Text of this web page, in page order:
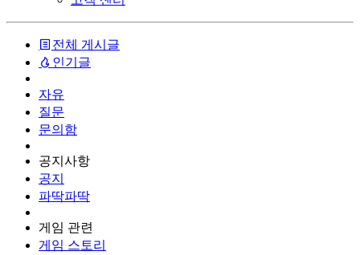
전체 게시글
인기글
자유
질문
문의함
공지사항
공지
파딱파딱
게임 관련
게임 스토리